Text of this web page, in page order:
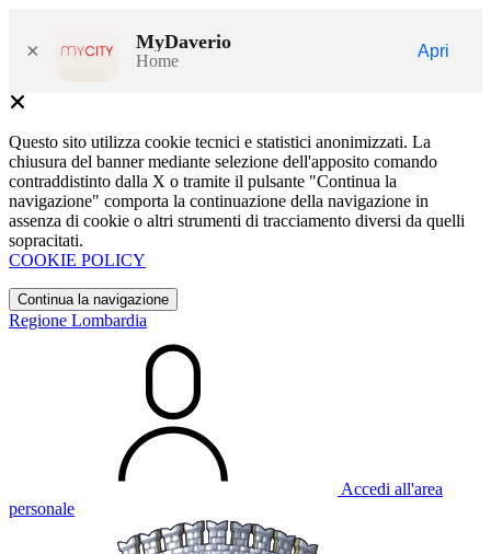
× MyDaverio
Home
Apri
Questo sito utilizza cookie tecnici e statistici anonimizzati. La
chiusura del banner mediante selezione dell'apposito comando
contraddistinto dalla X o tramite il pulsante "Continua la
navigazione" comporta la continuazione della navigazione in
assenza di cookie o altri strumenti di tracciamento diversi da quelli
sopracitati.
COOKIE POLICY
Continua la navigazione
Regione Lombardia
Accedi all'area
personale